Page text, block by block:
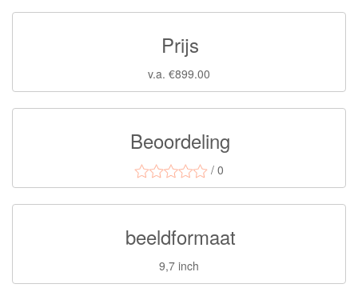
Prijs
v.a. €899.00
Beoordeling
/ 0
beeldformaat
9,7 inch